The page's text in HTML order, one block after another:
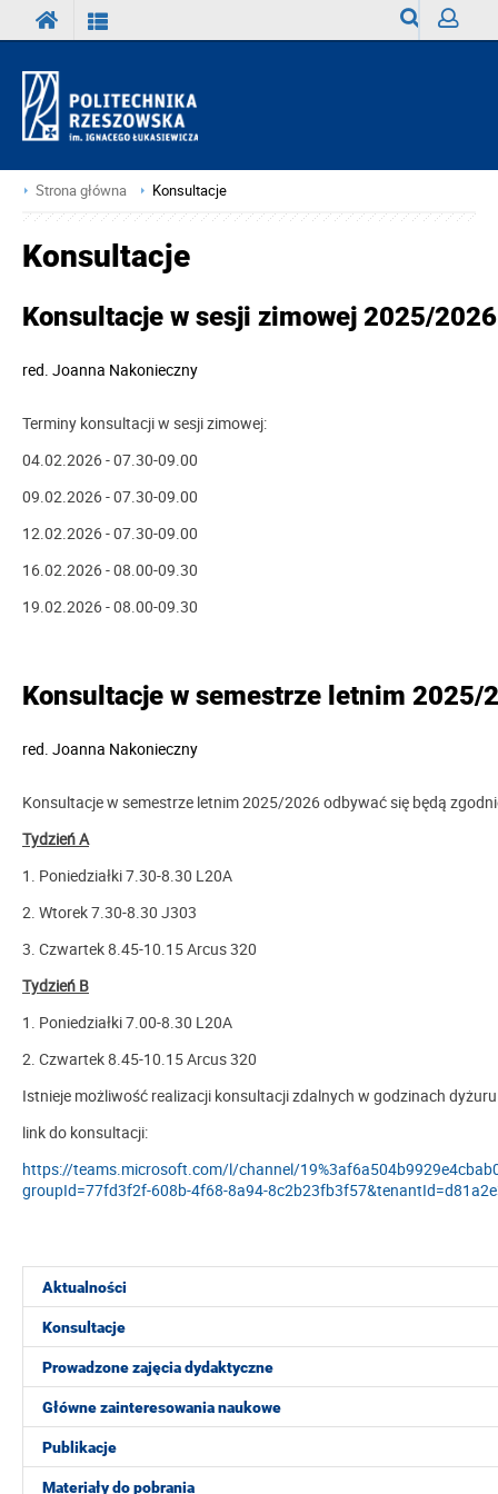
Strona główna Konsultacje
Aktualności
Konsultacje
Prowadzone zajęcia dydaktyczne
Główne zainteresowania naukowe
Publikacje
Materiały do pobrania
Konsultacje
Konsultacje w sesji zimowej 2025/2026
red. Joanna Nakonieczny
Terminy konsultacji w sesji zimowej:
04.02.2026 - 07.30-09.00
09.02.2026 - 07.30-09.00
12.02.2026 - 07.30-09.00
16.02.2026 - 08.00-09.30
19.02.2026 - 08.00-09.30
Konsultacje w semestrze letnim 2025/
red. Joanna Nakonieczny
Konsultacje w semestrze letnim 2025/2026 odbywać się będą
Tydzień A
1. Poniedziałki 7.30-8.30 L20A
2. Wtorek 7.30-8.30 J303
3. Czwartek 8.45-10.15 Arcus 320
Tydzień B
1. Poniedziałki7.00-8.30 L20A
2. Czwartek8.45-10.15 Arcus 320
Istnieje możliwość realizacji konsultacji zdalnych w godzinach
link do konsultacji:
https://teams.microsoft.com/l/channel/
groupId=77fd3f2f-608b-4f68-8a94-